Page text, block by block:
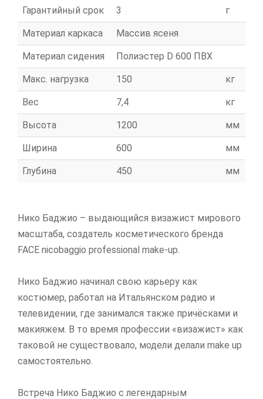
Гарантийный срок 3 г
Материал каркаса Массив ясеня
Материал сидения Полиэстер D 600 ПВХ
Макс. нагрузка 150 кг
Вес 7,4 кг
Высота 1200 мм
Ширина 600 мм
Глубина 450 мм
Нико Баджио – выдающийся визажист мирового
масштаба, создатель косметического бренда
FACE nicobaggio professional make-up.
Нико Баджио начинал свою карьеру как
костюмер, работал на Итальянском радио и
телевидении, где занимался также причёсками и
макияжем. В то время профессии «визажист» как
таковой не существовало, модели делали make up
самостоятельно.
Встреча Нико Баджио с легендарным